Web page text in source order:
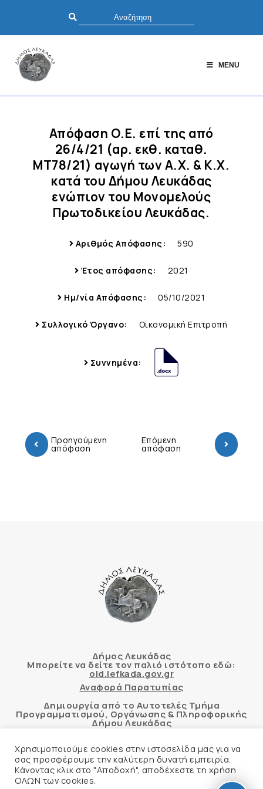
MENU
Απόφαση Ο.Ε. επί της από
26/4/21 (αρ. εκθ. καταθ.
ΜΤ78/21) αγωγή των Α.Χ. & Κ.Χ.
κατά του Δήμου Λευκάδας
ενώπιον του Μονομελούς
Πρωτοδικείου Λευκάδας.
Αριθμός Απόφασης: 590
Έτος απόφασης: 2021
Ημ/νία Απόφασης: 05/10/2021
Συλλογικό Όργανο: Οικονομική Επιτροπή
Συννημένα:
Προηγούμενη
απόφαση
Επόμενη
απόφαση
Δήμος Λευκάδας
Μπορείτε να δείτε τον παλιό ιστότοπο εδώ:
old.lefkada.gov.gr
Αναφορά Παρατυπίας
Δημιουργία από το Αυτοτελές Τμήμα
Προγραμματισμού, Οργάνωσης & Πληροφορικής
Δήμου Λευκάδας
Αυτόματος έλεγχος προσβασιμότητας
δικτυακού τόπου με βάση το πρότυπο WCAG 2.1
Χρησιμοποιούμε cookies στην ιστοσελίδα μας για να
σας προσφέρουμε την καλύτερη δυνατή εμπειρία.
Κάνοντας κλικ στο "Αποδοχή", αποδέχεστε τη χρήση
ΟΛΩΝ των cookies.